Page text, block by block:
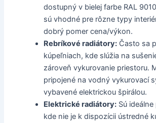
dostupný v bielej farbe RAL
sú vhodné pre rôzne typy
dobrý pomer cena/výkon.
Rebríkové radiátory: Často sa
kúpeľniach, kde slúžia na
zároveň vykurovanie priestoru.
pripojené na vodný vykurovací
vybavené elektrickou špirálou.
Elektrické radiátory: Sú
kde nie je k dispozícii ústredné